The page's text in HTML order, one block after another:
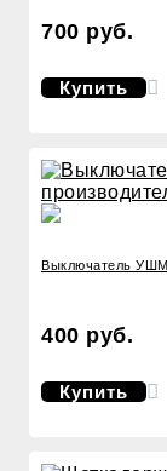
700 руб.
Купить
Выключатель УШМ
400 руб.
Купить